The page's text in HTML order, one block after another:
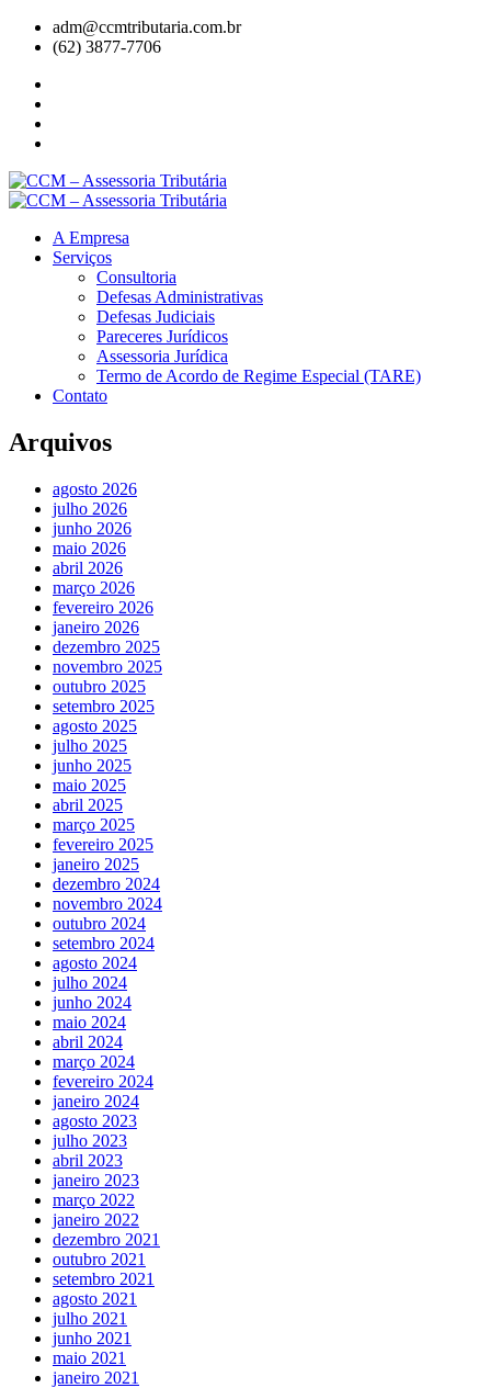
adm@ccmtributaria.com.br
(62) 3877-7706
A Empresa
Serviços
Consultoria
Defesas Administrativas
Defesas Judiciais
Pareceres Jurídicos
Assessoria Jurídica
Termo de Acordo de Regime Especial (TARE)
Contato
Arquivos
agosto 2026
julho 2026
junho 2026
maio 2026
abril 2026
março 2026
fevereiro 2026
janeiro 2026
dezembro 2025
novembro 2025
outubro 2025
setembro 2025
agosto 2025
julho 2025
junho 2025
maio 2025
abril 2025
março 2025
fevereiro 2025
janeiro 2025
dezembro 2024
novembro 2024
outubro 2024
setembro 2024
agosto 2024
julho 2024
junho 2024
maio 2024
abril 2024
março 2024
fevereiro 2024
janeiro 2024
agosto 2023
julho 2023
abril 2023
janeiro 2023
março 2022
janeiro 2022
dezembro 2021
outubro 2021
setembro 2021
agosto 2021
julho 2021
junho 2021
maio 2021
janeiro 2021